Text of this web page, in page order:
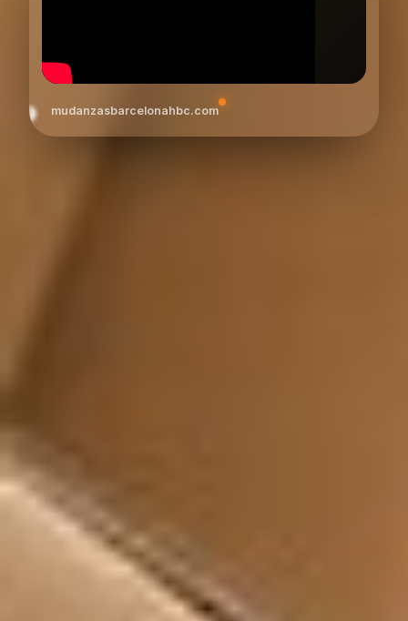
mudanzasbarcelonahbc.com